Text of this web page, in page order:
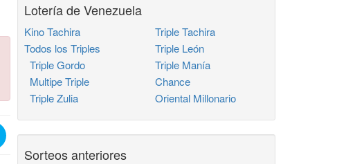
Lotería de Venezuela
Kino Tachira
Todos los Triples
Triple Gordo
Multipe Triple
Triple Zulia
Triple Tachira
Triple León
Triple Manía
Chance
Oriental Millonario
Sorteos anteriores